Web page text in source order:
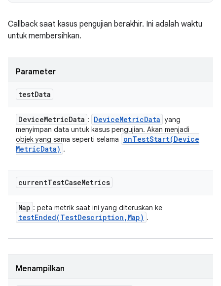
Callback saat kasus pengujian berakhir. Ini adalah waktu
untuk membersihkan.
Parameter
testData
DeviceMetricData : DeviceMetricData yang
menyimpan data untuk kasus pengujian. Akan menjadi
objek yang sama seperti selama
onTestStart(Device
MetricData) .
currentTestCaseMetrics
Map : peta metrik saat ini yang diteruskan ke
testEnded(TestDescription , Map) .
Menampilkan